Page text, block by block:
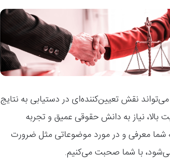
نقش تعیین‌کننده‌ای در دستیابی به نتایج
نیاز به دانش حقوقی عمیق و تجربه
شما معرفی و در مورد موضوعاتی مثل ضرورت
با شما صحبت می‌کنیم.